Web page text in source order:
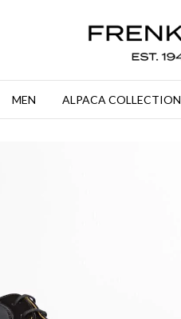
MEN ALPACA COLLECTION